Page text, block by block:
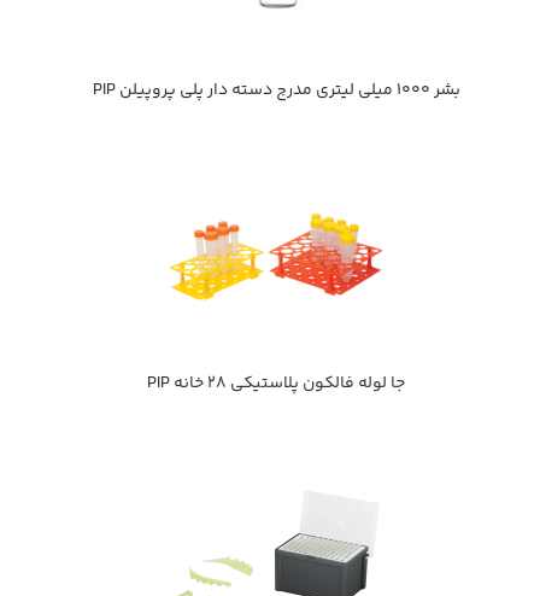
بشر 1000 ميلي ليتري مدرج دسته دار پلي پروپيلن PIP
جا لوله فالكون پلاستيكي 28 خانه PIP